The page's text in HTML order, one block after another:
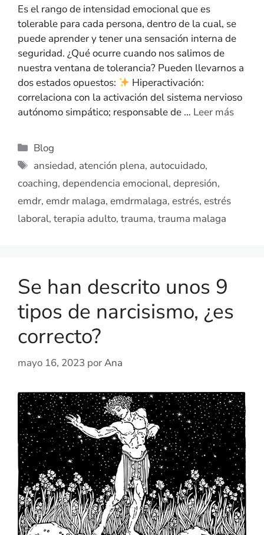
Es el rango de intensidad emocional que es
tolerable para cada persona, dentro de la cual, se
puede aprender y tener una sensación interna de
seguridad. ¿Qué ocurre cuando nos salimos de
nuestra ventana de tolerancia? Pueden llevarnos a
dos estados opuestos:
Hiperactivación:
correlaciona con la activación del sistema nervioso
autónomo simpático; responsable de … Leer más
Blog
ansiedad, atención plena, autocuidado,
coaching, dependencia emocional, depresión,
emdr, emdr malaga, emdrmalaga, estrés, estrés
laboral, terapia adulto, trauma, trauma malaga
Se han descrito unos 9
tipos de narcisismo, ¿es
correcto?
mayo 16, 2023 porAna